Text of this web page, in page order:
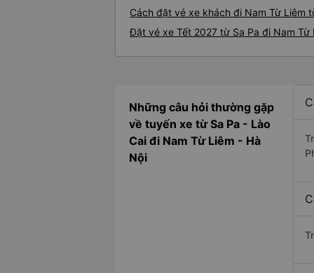
Cách đặt vé xe khách đi Nam Từ Liêm
Đặt vé xe Tết 2027 từ Sa Pa đi Nam Từ
Những câu hỏi thường gặp
về tuyến xe từ Sa Pa - Lào
Cai đi Nam Từ Liêm - Hà
Nội